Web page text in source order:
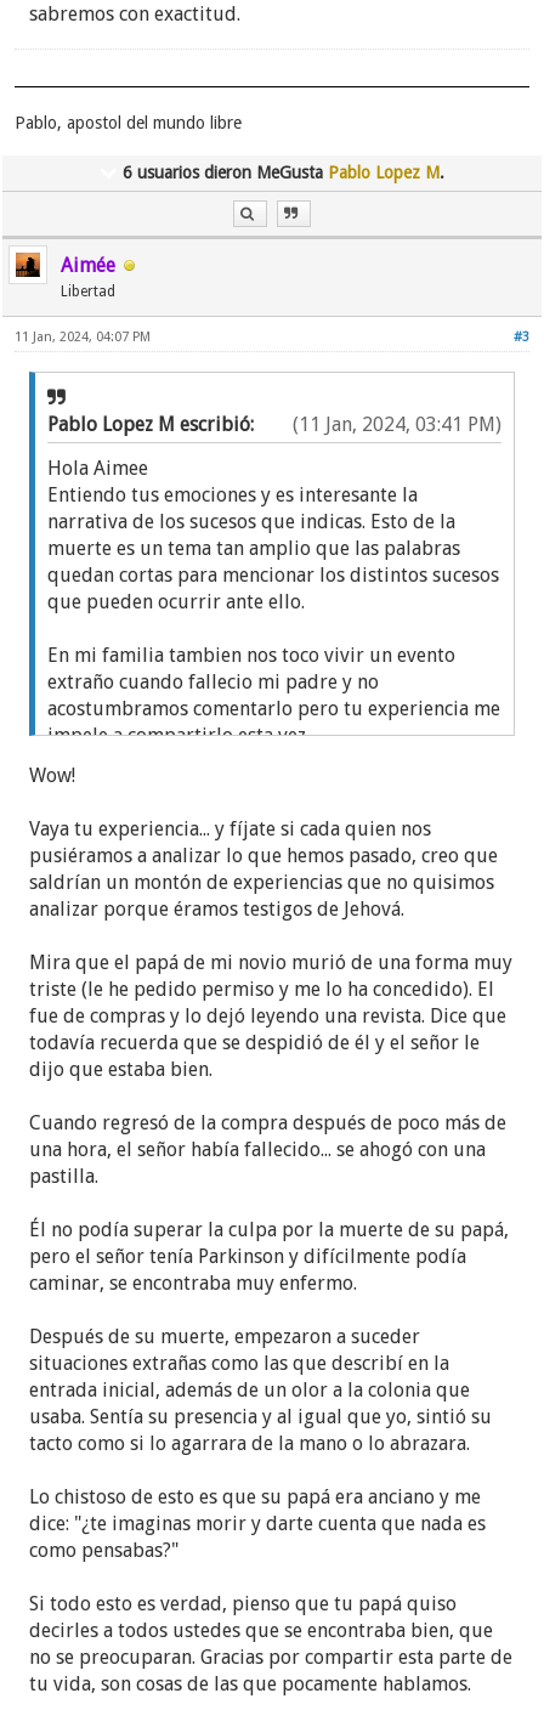
sabremos con exactitud.
Pablo, apostol del mundo libre
6 usuarios dieron MeGusta Pablo Lopez M.
Aimée
Libertad
#3
11 Jan, 2024, 04:07 PM
(11 Jan, 2024, 03:41 PM)
Pablo Lopez M escribió:
Hola Aimee
Entiendo tus emociones y es interesante la
narrativa de los sucesos que indicas. Esto de la
muerte es un tema tan amplio que las palabras
quedan cortas para mencionar los distintos sucesos
que pueden ocurrir ante ello.
En mi familia tambien nos toco vivir un evento
extraño cuando fallecio mi padre y no
acostumbramos comentarlo pero tu experiencia me
impele a compartirlo esta vez.
Cuando fallecio mi padre ya era TJ y mis hijos eran
navidad, yo habia salido muy temprano de casa
porque estabamos organizando la reunion anual de
los precursores. A media mañana me llamaron para
avisarme que mi padre habia fallecido,
desperto mas. Mi hermano me comento luego que
en la cena de nochebuena la conversacion giro en
torno a mi familia, mi padre les dijo que se sentia
triste porque desde que eramos TJ's ya no los
acompañabamos en esas celebraciones. Cuando
que el abuelo habia fallecido ocurrio algo extraño.
Apenas entre a la casa senti el aroma del perfume
que mi padre usaba, pero era un olor muy pero
Hable con mi esposa en privado para darle la
noticia y preparar a los niños para el anuncio. Lo
que me dijo mi esposa me dejo atonito. Me dijo
jugar al jardin exterior, mi esposa luego de un rato
miro por la ventana para vigilar al niño y noto que
estaba conversando con mi padre y y el le daba un
abrazo muy fuerte, le sorprendio que no entrara a
la casa, solo se quedo en el jardin, vio como se
porque mi padre siempre usaba su auto cuando
nos visitaba. Obviamente para la hora que ocurrio
la visita, el ya habia fallecido. La ropa de mi hijo
recuerda lo que el abuelo le dijo: cuida mucho a
tus padres y hermanos.
En aquel entonces estabamos muy dedicados a la
Wow!
Vaya tu experiencia... y fíjate si cada quien nos
pusiéramos a analizar lo que hemos pasado, creo que
saldrían un montón de experiencias que no quisimos
analizar porque éramos testigos de Jehová.
Mira que el papá de mi novio murió de una forma muy
triste (le he pedido permiso y me lo ha concedido). El
fue de compras y lo dejó leyendo una revista. Dice que
todavía recuerda que se despidió de él y el señor le
dijo que estaba bien.
Cuando regresó de la compra después de poco más de
una hora, el señor había fallecido... se ahogó con una
pastilla.
Él no podía superar la culpa por la muerte de su papá,
pero el señor tenía Parkinson y difícilmente podía
caminar, se encontraba muy enfermo.
Después de su muerte, empezaron a suceder
situaciones extrañas como las que describí en la
entrada inicial, además de un olor a la colonia que
usaba. Sentía su presencia y al igual que yo, sintió su
tacto como si lo agarrara de la mano o lo abrazara.
Lo chistoso de esto es que su papá era anciano y me
dice: "¿te imaginas morir y darte cuenta que nada es
como pensabas?"
Si todo esto es verdad, pienso que tu papá quiso
decirles a todos ustedes que se encontraba bien, que
no se preocuparan. Gracias por compartir esta parte de
tu vida, son cosas de las que pocamente hablamos.